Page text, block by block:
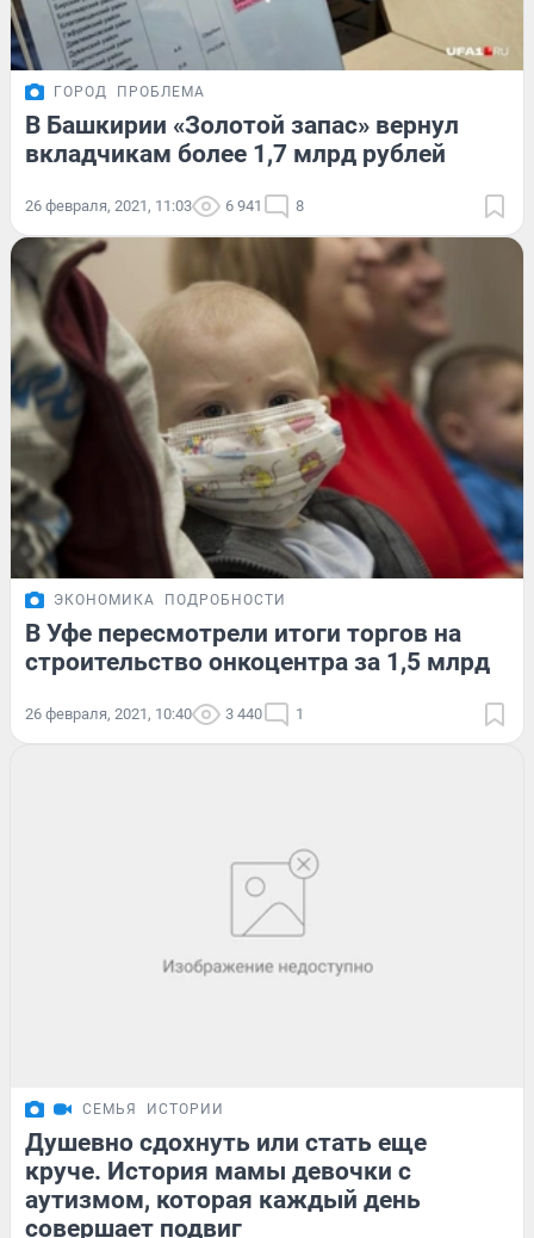
ГОРОД ПРОБЛЕМА
В Башкирии «Золотой запас» вернул
вкладчикам более 1,7 млрд рублей
26 февраля, 2021, 11:03 6 941 8
ЭКОНОМИКА ПОДРОБНОСТИ
В Уфе пересмотрели итоги торгов на
строительство онкоцентра за 1,5 млрд
26 февраля, 2021, 10:40 3 440 1
СЕМЬЯ ИСТОРИИ
Душевно сдохнуть или стать еще
круче. История мамы девочки с
аутизмом, которая каждый день
совершает подвиг